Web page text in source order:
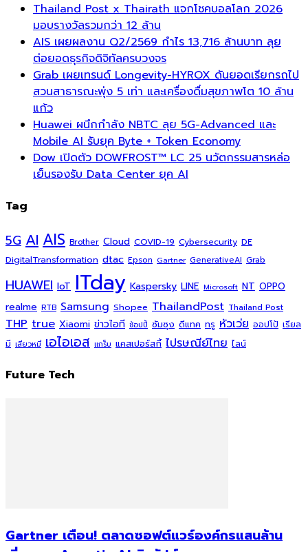
Thailand Post x Thairath แจกโชคบอลโลก 2026
มอบรางวัลรวมกว่า 12 ล้าน
AIS เผยผลงาน Q2/2569 กำไร 13,716 ล้านบาท ลุย
ต่อยอดธุรกิจดิจิทัลครบวงจร
Grab เผยเทรนด์ Longevity-HYROX ดันยอดเรียกรถไป
สวนสาธารณะพุ่ง 5 เท่า และเครื่องดื่มสุขภาพโต 10 ล้าน
แก้ว
Huawei ผนึกกำลัง NBTC ลุย 5G-Advanced และ
Mobile AI รับยุค Byte + Token Economy
Dow เปิดตัว DOWFROST™ LC 25 นวัตกรรมสารหล่อ
เย็นรองรับ Data Center ยุค AI
Tag
5G AI AIS Brother Cloud COVID-19 Cybersecurity DE
DigitalTransformation dtac Epson Gartner GenerativeAI Grab
HUAWEI IoT ITday Kaspersky LINE Microsoft NT OPPO
realme RTB Samsung Shopee ThailandPost Thailand Post
THP true Xiaomi ข่าวไอที ช้อปปี้ ซัมซุง ดีแทค ทรู หัวเว่ย ออปโป้ เรียล
มี เสียวหมี่ เอไอเอส แกร็บ แคสเปอร์สกี้ ไปรษณีย์ไทย ไลน์
Future Tech
Gartner เตือน! ตลาดซอฟต์แวร์องค์กรแสนล้าน